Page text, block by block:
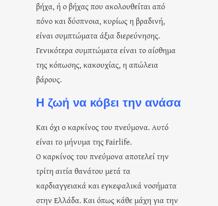
βήχα, ή ο βήχας που ακολουθείται από
πόνο και δύσπνοια, κυρίως η βραδινή,
είναι συμπτώματα άξια διερεύνησης.
Γενικότερα συμπτώματα είναι το αίσθημα
της κόπωσης, κακουχίας, η απώλεια
βάρους.
Η ζωή να κόβει την ανάσα
Και όχι ο καρκίνος του πνεύμονα. Αυτό
είναι το μήνυμα της Fairlife.
Ο καρκίνος του πνεύμονα αποτελεί την
τρίτη αιτία θανάτου μετά τα
καρδιαγγειακά και εγκεφαλικά νοσήματα
στην Ελλάδα. Και όπως κάθε μάχη για την